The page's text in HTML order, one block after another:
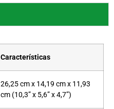
Características
26,25 cm x 14,19 cm x 11,93
cm (10,3” x 5,6” x 4,7”)